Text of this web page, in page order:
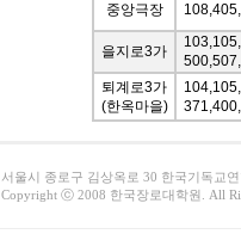
중앙극장
을지로3가
퇴계로3가
(한옥마을)
서울시 종로구 김상옥로 30 한국기독교
Copyright ⓒ 2008 한국장로대학원. All